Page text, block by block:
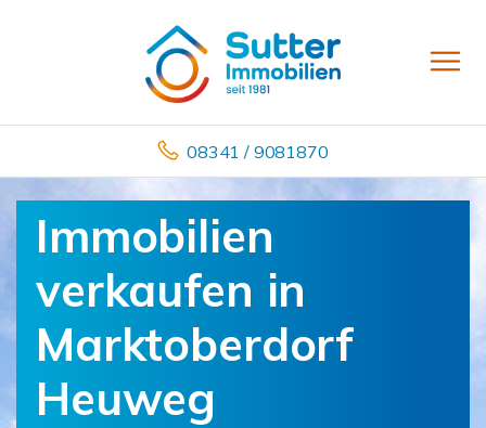
08341 / 9081870
Immobilien
verkaufen in
Marktoberdorf
Heuweg